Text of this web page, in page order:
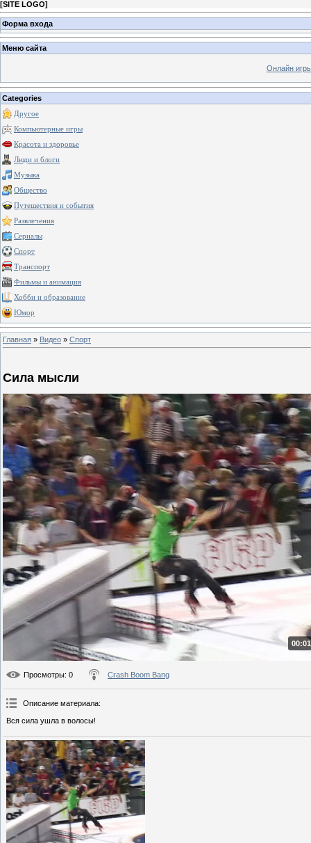
[SITE LOGO]
Форма входа
Меню сайта
Онлайн
Categories
Другое
Компьютерные игры
Красота и здоровье
Люди и блоги
Музыка
Общество
Путешествия и события
Развлечения
Сериалы
Спорт
Транспорт
Фильмы и анимация
Хобби и образование
Юмор
Главная » Видео » Спорт
Сила мысли
Просмотры: 0 Crash Boom Bang
Описание материала:
Вся сила ушла в волосы!